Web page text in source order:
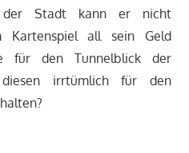
der Stadt kann er nicht
Kartenspiel all sein Geld
für den Tunnelblick der
irrtümlich für den